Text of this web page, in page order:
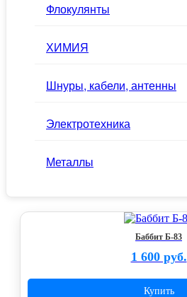
Флокулянты
ХИМИЯ
Шнуры, кабели, антенны
Электротехника
Металлы
Баббит Б-83
1 600 руб.
Купить